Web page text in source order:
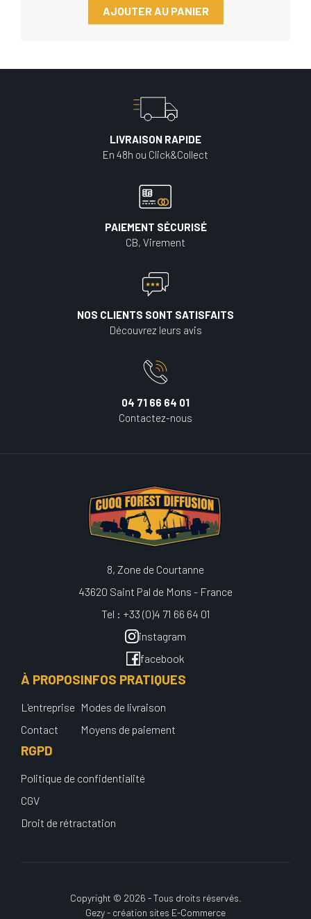
AJOUTER AU PANIER
LIVRAISON RAPIDE
En 48h ou Click&Collect
PAIEMENT SÉCURISÉ
CB, Virement
NOS CLIENTS SONT SATISFAITS
Découvrez leurs avis
04 71 66 64 01
Contactez-nous
8, Zone de Courtanne
43620 Saint Pal de Mons - France
Tel : +33 (0)4 71 66 64 01
instagram
facebook
À PROPOS
L'entreprise
Contact
INFOS PRATIQUES
Modes de livraison
Moyens de paiement
RGPD
Politique de confidentialité
CGV
Droit de rétractation
Copyright © 2026 - Tous droits réservés.
Gezy - création sites E-Commerce